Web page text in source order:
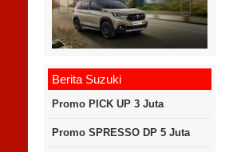
Berita Suzuki
Promo PICK UP 3 Juta
Promo SPRESSO DP 5 Juta